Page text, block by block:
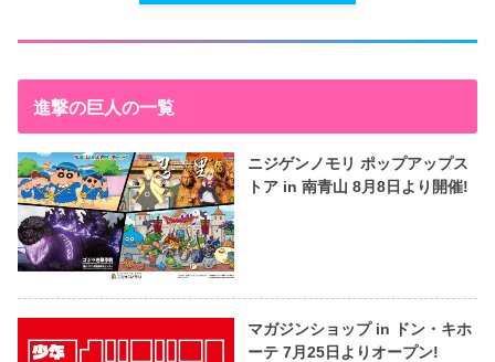
進撃の巨人の一覧
ニジゲンノモリ ポップアップス
トア in 南青山 8月8日より開催!
マガジンショップ in ドン・キホ
ーテ 7月25日よりオープン!